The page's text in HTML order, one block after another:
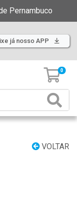
Pernambuco
já nosso APP
0
VOLTAR